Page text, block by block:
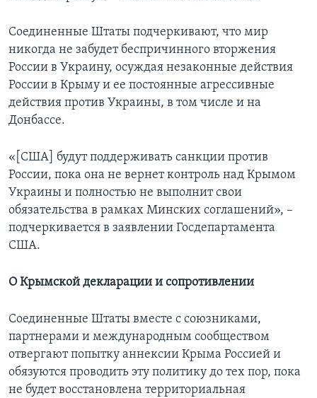
Соединенные Штаты подчеркивают, что мир
никогда не забудет беспричинного вторжения
России в Украину, осуждая незаконные действия
России в Крыму и ее постоянные агрессивные
действия против Украины, в том числе и на
Донбассе.
«[США] будут поддерживать санкции против
России, пока она не вернет контроль над Крымом
Украины и полностью не выполнит свои
обязательства в рамках Минских соглашений», –
подчеркивается в заявлении Госдепартамента
США.
О Крымской декларации и сопротивлении
Соединенные Штаты вместе с союзниками,
партнерами и международным сообществом
отвергают попытку аннексии Крыма Россией и
обязуются проводить эту политику до тех пор, пока
не будет восстановлена территориальная